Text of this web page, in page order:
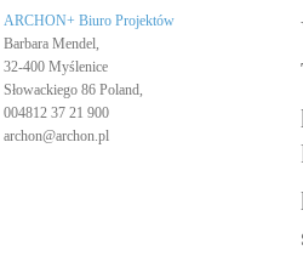
ARCHON+ Biuro Projektów
Barbara Mendel,
32-400 Myślenice
Słowackiego 86 Poland,
004812 37 21 900
archon@archon.pl